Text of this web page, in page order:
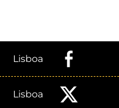
Lisboa
Lisboa